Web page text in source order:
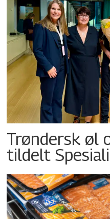
Trøndersk øl
tildelt